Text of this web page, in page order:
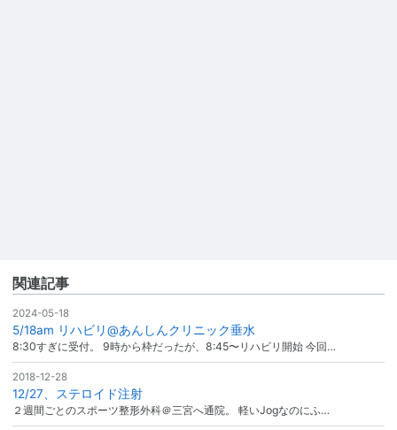
関連記事
2024-05-18
5/18am リハビリ@あんしんクリニック垂水
8:30すぎに受付。 9時から枠だったが、8:45〜リハビリ開始 今回…
2018-12-28
12/27、ステロイド注射
２週間ごとのスポーツ整形外科＠三宮へ通院。 軽いJogなのにふ…